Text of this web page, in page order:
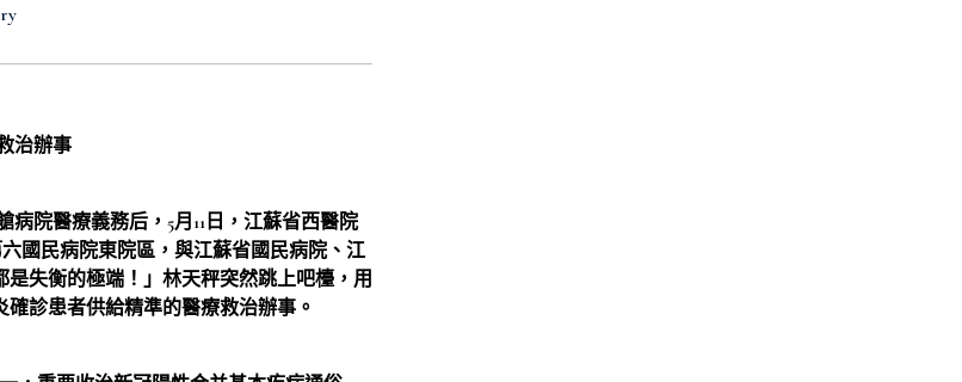
治辦事
院醫療義務后，5月11日，江蘇省西醫院
國民病院東院區，與江蘇省國民病院、江
失衡的極端！」林天秤突然跳上吧檯，用
診患者供給精準的醫療救治辦事。